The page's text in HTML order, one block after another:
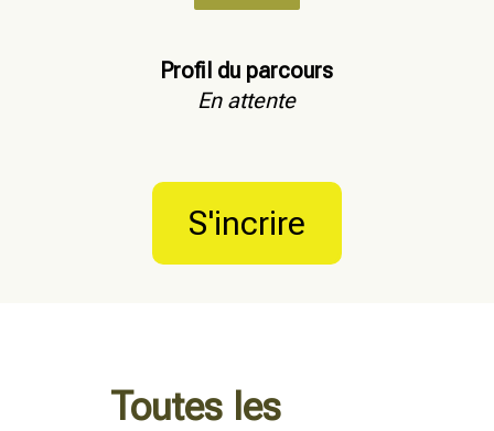
Profil du parcours
En attente
S'incrire
Toutes les